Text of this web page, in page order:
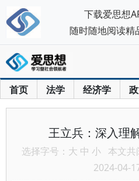
首页 法学 经济学
王立兵：深入理
选择字号： 大 中 小 本文共
2024-04-
下载爱思想
随时随地阅读精